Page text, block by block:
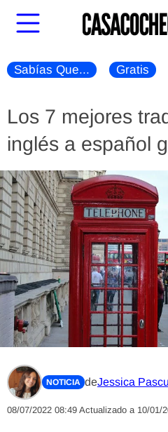
Sabías Que... Gratis
Los 7 mejores
inglés a español
NOTICIA deJessica
08/07/2022 08:49 Actualizado a 10/01/